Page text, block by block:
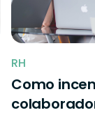
RH
Como